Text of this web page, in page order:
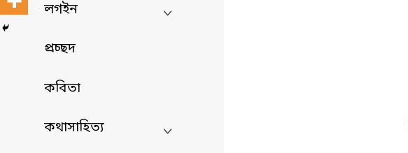
লগইন
প্রচ্ছদ
কবিতা
কথাসাহিত্য